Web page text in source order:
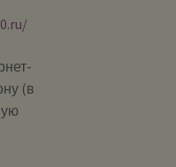
(в